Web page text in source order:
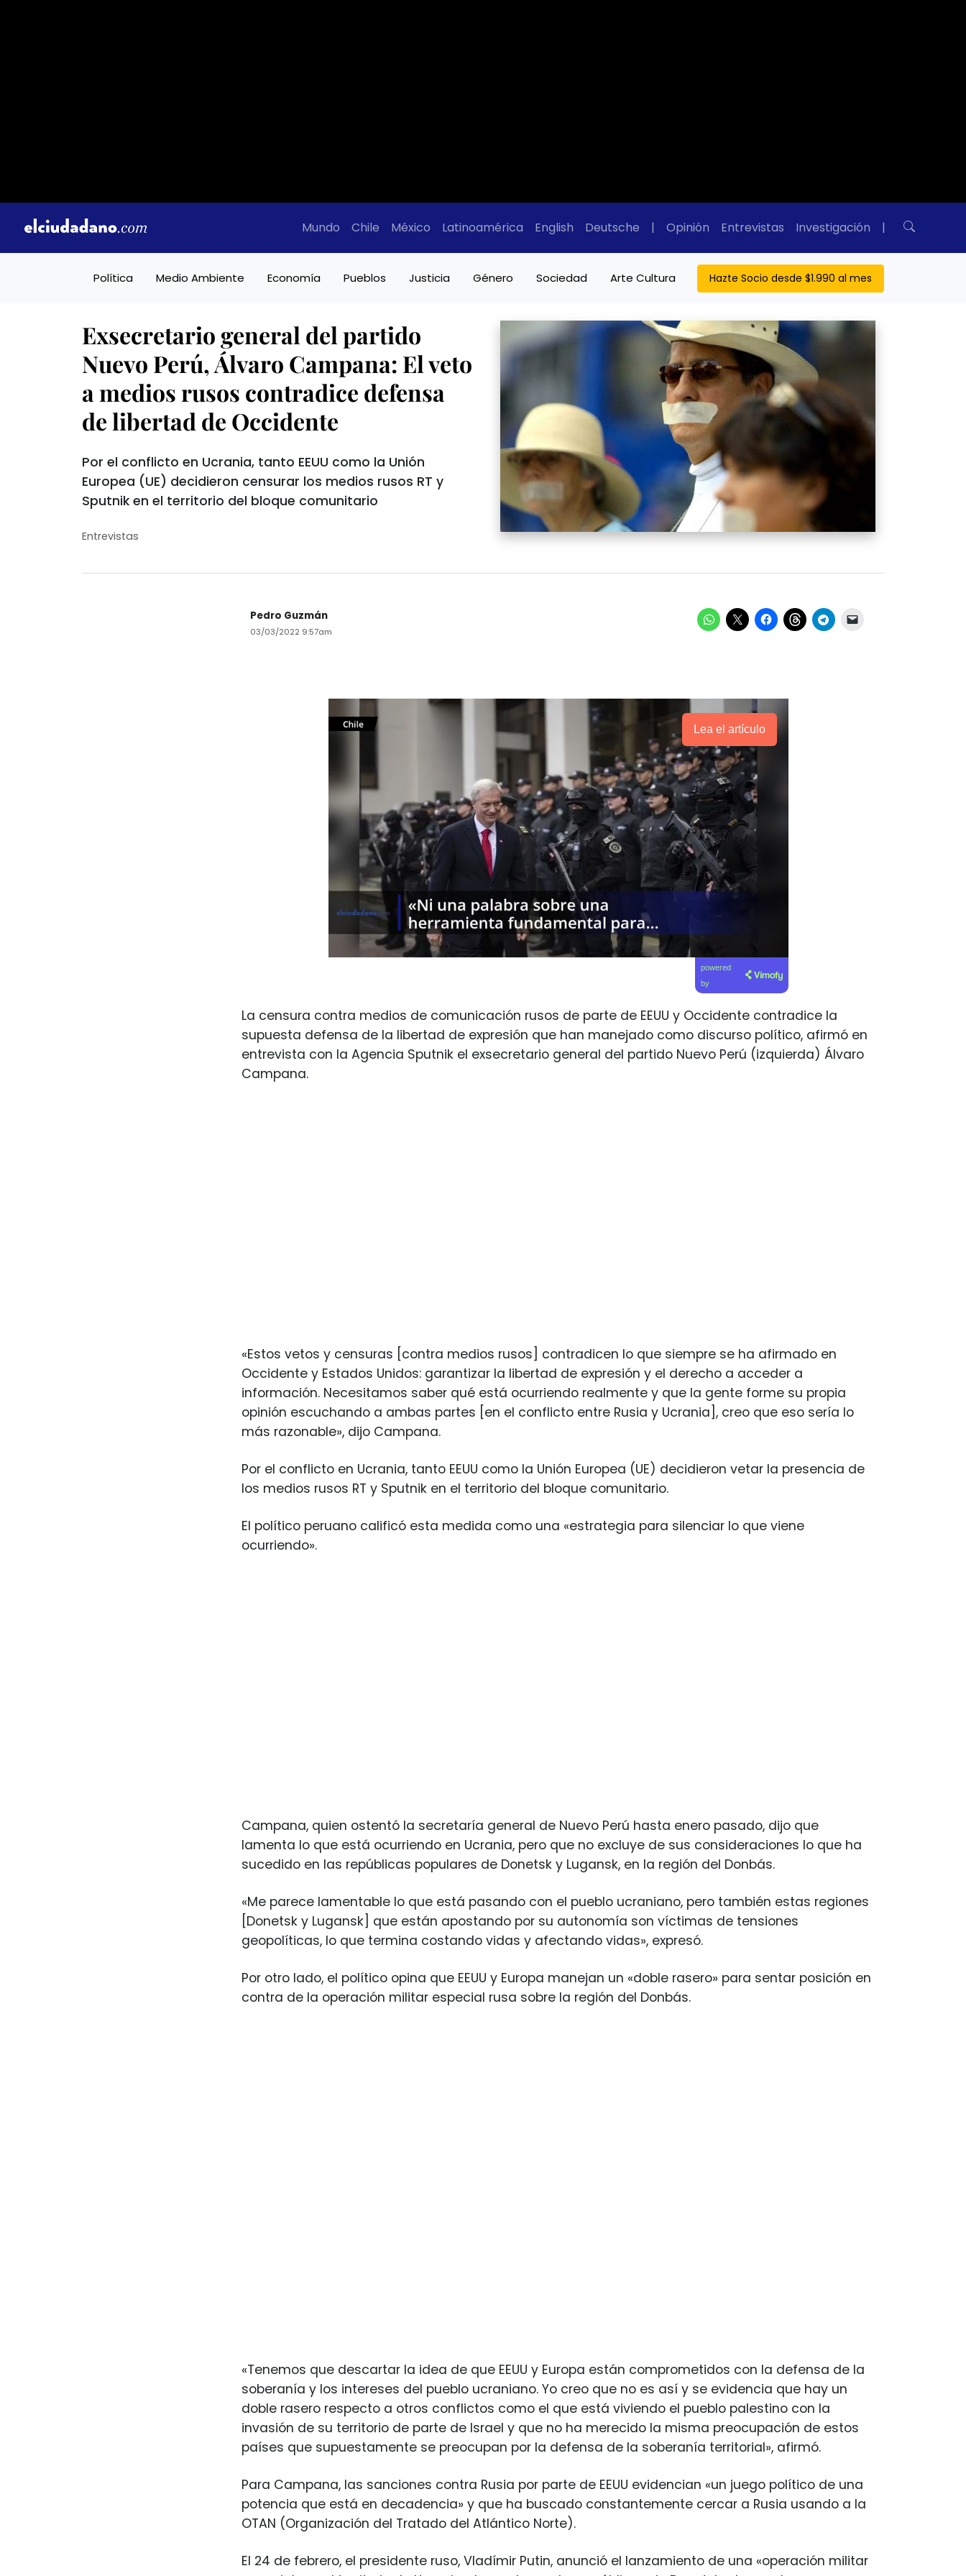
Mundo Chile México Latinoamérica English Deutsche | Opinión Entrevistas Investigación |
Política Medio Ambiente Economía Pueblos Justicia Género Sociedad Arte Cultura Hazte Socio desde $1.990 al mes
Exsecretario general del partido
Nuevo Perú, Álvaro Campana: El veto
a medios rusos contradice defensa
de libertad de Occidente
Por el conflicto en Ucrania, tanto EEUU como la Unión
Europea (UE) decidieron censurar los medios rusos RT y
Sputnik en el territorio del bloque comunitario
Entrevistas
Pedro Guzmán
03/03/2022 9:57am
Lea el artículo
powered
by
La censura contra medios de comunicación rusos de parte de EEUU y Occidente contradice la
supuesta defensa de la libertad de expresión que han manejado como discurso político, afirmó en
entrevista con la Agencia Sputnik el exsecretario general del partido Nuevo Perú (izquierda) Álvaro
Campana.
«Estos vetos y censuras [contra medios rusos] contradicen lo que siempre se ha afirmado en
Occidente y Estados Unidos: garantizar la libertad de expresión y el derecho a acceder a
información. Necesitamos saber qué está ocurriendo realmente y que la gente forme su propia
opinión escuchando a ambas partes [en el conflicto entre Rusia y Ucrania], creo que eso sería lo
más razonable», dijo Campana.
Por el conflicto en Ucrania, tanto EEUU como la Unión Europea (UE) decidieron vetar la presencia de
los medios rusos RT y Sputnik en el territorio del bloque comunitario.
El político peruano calificó esta medida como una «estrategia para silenciar lo que viene
ocurriendo».
Campana, quien ostentó la secretaría general de Nuevo Perú hasta enero pasado, dijo que
lamenta lo que está ocurriendo en Ucrania, pero que no excluye de sus consideraciones lo que ha
sucedido en las repúblicas populares de Donetsk y Lugansk, en la región del Donbás.
«Me parece lamentable lo que está pasando con el pueblo ucraniano, pero también estas regiones
[Donetsk y Lugansk] que están apostando por su autonomía son víctimas de tensiones
geopolíticas, lo que termina costando vidas y afectando vidas», expresó.
Por otro lado, el político opina que EEUU y Europa manejan un «doble rasero» para sentar posición en
contra de la operación militar especial rusa sobre la región del Donbás.
«Tenemos que descartar la idea de que EEUU y Europa están comprometidos con la defensa de la
soberanía y los intereses del pueblo ucraniano. Yo creo que no es así y se evidencia que hay un
doble rasero respecto a otros conflictos como el que está viviendo el pueblo palestino con la
invasión de su territorio de parte de Israel y que no ha merecido la misma preocupación de estos
países que supuestamente se preocupan por la defensa de la soberanía territorial», afirmó.
Para Campana, las sanciones contra Rusia por parte de EEUU evidencian «un juego político de una
potencia que está en decadencia» y que ha buscado constantemente cercar a Rusia usando a la
OTAN (Organización del Tratado del Atlántico Norte).
El 24 de febrero, el presidente ruso, Vladímir Putin, anunció el lanzamiento de una «operación militar